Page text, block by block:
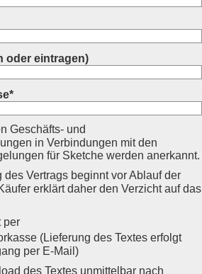
oder eintragen)
Geschäfts- und
in Verbindungen mit den
für Sketche werden anerkannt.
des Vertrags beginnt vor Ablauf der
erklärt daher den Verzicht auf das
per
(Lieferung des Textes erfolgt
per E-Mail)
des Textes unmittelbar nach